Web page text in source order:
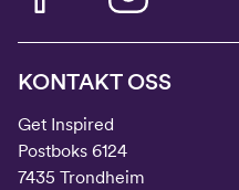
KONTAKT OSS
Get Inspired
Postboks 6124
7435 Trondheim